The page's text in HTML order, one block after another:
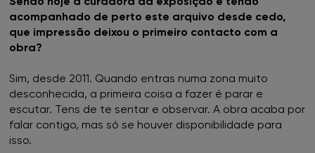
FNAC Madeira
FNAC NorteShopping
acompanhado de perto este arquivo desde cedo,
que impressão deixou o primeiro contacto com a
obra?
Sim, desde 2011. Quando entras numa zona muito
desconhecida, a primeira coisa a fazer é parar e
escutar. Tens de te sentar e observar. A obra acaba por
falar contigo, mas só se houver disponibilidade para
isso.